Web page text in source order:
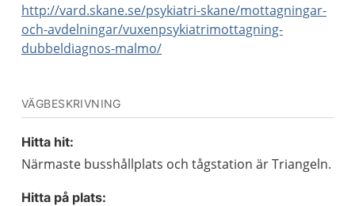
http://vard.skane.se/psykiatri-skane/mottagningar-
och-avdelningar/vuxenpsykiatrimottagning-
dubbeldiagnos-malmo/
VÄGBESKRIVNING
Hitta hit:
Närmaste busshållplats och tågstation är Triangeln.
Hitta på plats: